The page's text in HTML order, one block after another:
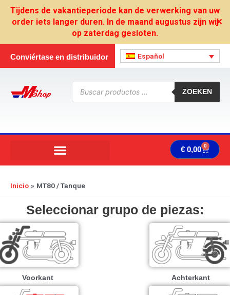
Tijdens de vakantieperiode kan de verwerking van uw
order iets langer duren. In de maand augustus zijn wij
op zaterdag gesloten.
✕
Conviértase en distribuidor Español
Búsqueda
productos
ZOEKEN
€ 0,00 0
Inicio MT80 / Tanque
Seleccionar grupo de piezas:
Voorkant Achterkant